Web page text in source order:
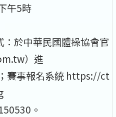
午5時
：於中華民國體操協會官
）進
賽事報名系統 https://ct
。